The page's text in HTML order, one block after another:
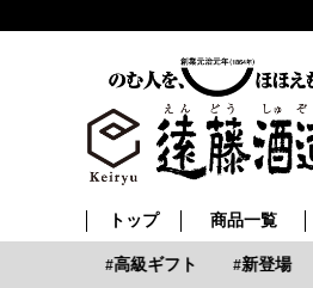
トップ 商品一覧
高級ギフト 新登場